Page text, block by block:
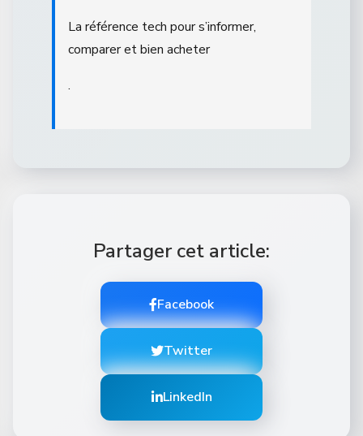
La référence tech pour s’informer,
comparer et bien acheter
.
Partager cet article:
Facebook
Twitter
LinkedIn